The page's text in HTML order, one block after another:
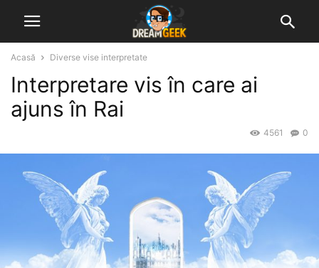
Acasă Diverse vise interpretate
Interpretare vis în care ai
ajuns în Rai
0
4561